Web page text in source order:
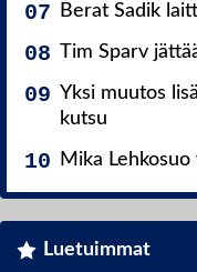
Berat Sadik
Tim Sparv
Yksi muutos
kutsu
Mika
Luetuimmat